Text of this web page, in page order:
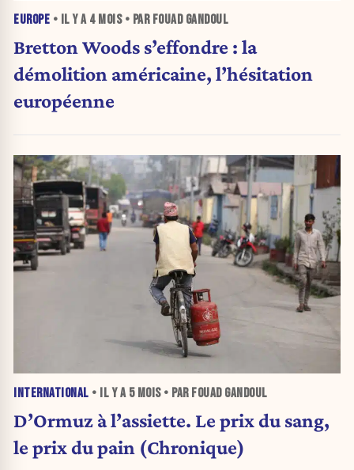
EUROPE • IL Y A 4 MOIS• PAR FOUAD GANDOUL
Bretton Woods s’effondre : la
démolition américaine, l’hésitation
européenne
INTERNATIONAL • IL Y A 5 MOIS• PAR FOUAD GANDOUL
D’Ormuz à l’assiette. Le prix du sang,
le prix du pain (Chronique)